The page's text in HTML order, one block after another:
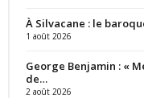
À Silvacane : le
1 août 2026
George Benjamin : «
de…
2 août 2026